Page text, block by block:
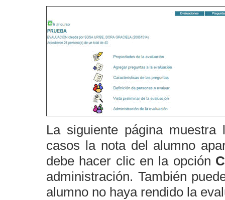
La siguiente página
casos la nota del alumno
debe hacer clic en la opción
administración. También
alumno no haya rendido la